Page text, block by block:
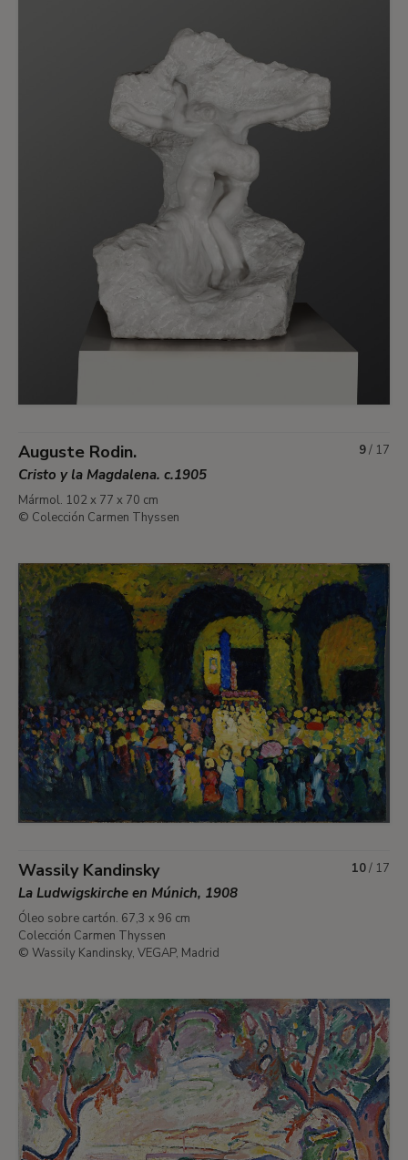
Auguste Rodin.
Cristo y la Magdalena. c.1905
Mármol. 102 x 77 x 70 cm
© Colección Carmen Thyssen
9/ 17
Wassily Kandinsky
La Ludwigskirche en Múnich, 1908
Óleo sobre cartón. 67,3 x 96 cm
Colección Carmen Thyssen
© Wassily Kandinsky, VEGAP, Madrid
10/ 17